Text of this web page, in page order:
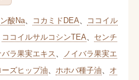
酸Na、 コカミドDEA
ココイル
ココイルサルコシンTEA
センチ
バラ果実エキス
ノイバラ果実エ
ーズヒップ油 ホホバ種子油
オ